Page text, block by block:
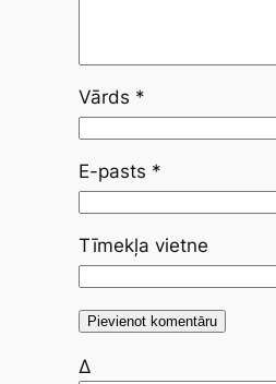
Vārds *
E-pasts *
Tīmekļa vietne
Δ